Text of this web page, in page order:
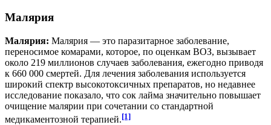
Малярия
Малярия: Малярия — это паразитарное заболевание,
переносимое комарами, которое, по оценкам ВОЗ, вызывает
около 219 миллионов случаев заболевания, ежегодно приводя
к 660 000 смертей. Для лечения заболевания используется
широкий спектр высокотоксичных препаратов, но недавнее
исследование показало, что сок лайма значительно повышает
очищение малярии при сочетании со стандартной
медикаментозной терапией.[1]